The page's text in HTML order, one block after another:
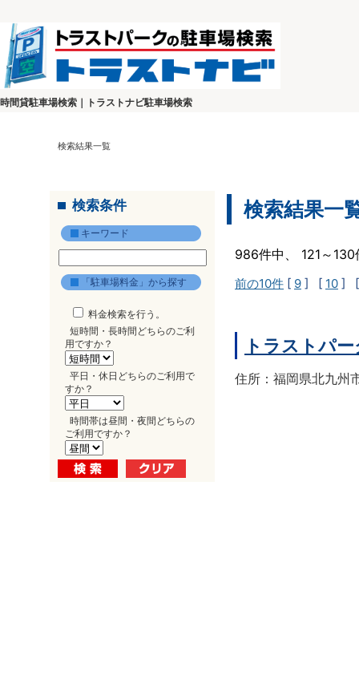
時間貸駐車場検索｜トラストナビ駐車場検索
検索結果一覧
検索条件
キーワード
「駐車場料金」から探す
料金検索を行う。
短時間・長時間どちらのご利
用ですか？
平日・休日どちらのご利用で
すか？
時間帯は昼間・夜間どちらの
ご利用ですか？
検索結果一
986件中、 121～
前の10件 [ 9 ] [ 10 ]
トラストパ
住所：福岡県北九州